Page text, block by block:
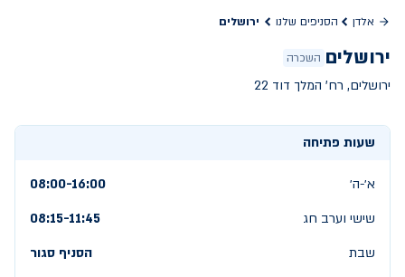
אלדן הסניפים שלנו ירושלים
ירושלים השכרה
ירושלים, רח' המלך דוד 22
שעות פתיחה
א׳-ה׳
08:00-16:00
שישי וערב חג
08:15-11:45
שבת
הסניף סגור